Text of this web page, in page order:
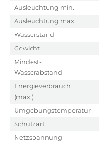
Ausleuchtung min.
Ausleuchtung max.
Wasserstand
Gewicht
Mindest-
Wasserabstand
Energieverbrauch
(max.)
Umgebungstemperatur
Schutzart
Netzspannung